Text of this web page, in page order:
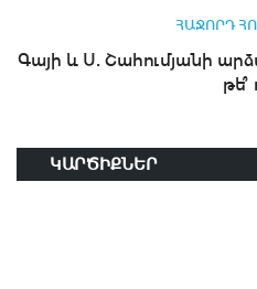
ՀԱՋՈՐԴ
Գայի և Ս. Շահումյանի
թե՞
ԿԱՐԾԻՔՆԵՐ